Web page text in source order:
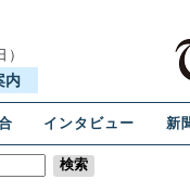
内
インタビュー 新